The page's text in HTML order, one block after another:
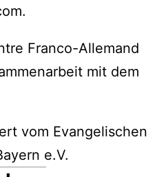
Franco-Allemand
mit dem
vom Evangelischen
e.V.